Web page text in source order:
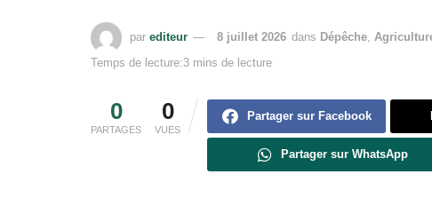
par editeur 8 juillet 2026 dans Dépêche,
Temps de lecture:3 mins de lecture
0
PARTAGES
0
VUES
Partager sur Facebook
Partager sur WhatsApp